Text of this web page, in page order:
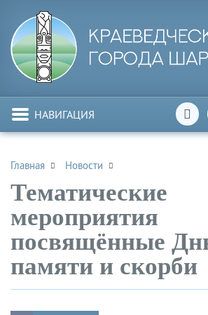
НАВИГАЦИЯ
Главная Новости
Тематические
мероприятия
посвящённые
памяти и скорби